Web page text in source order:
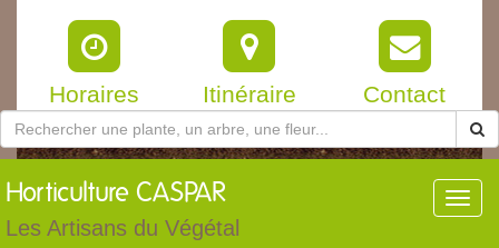
Horaires Itinéraire Contact
Horticulture CASPAR
Les Artisans du Végétal